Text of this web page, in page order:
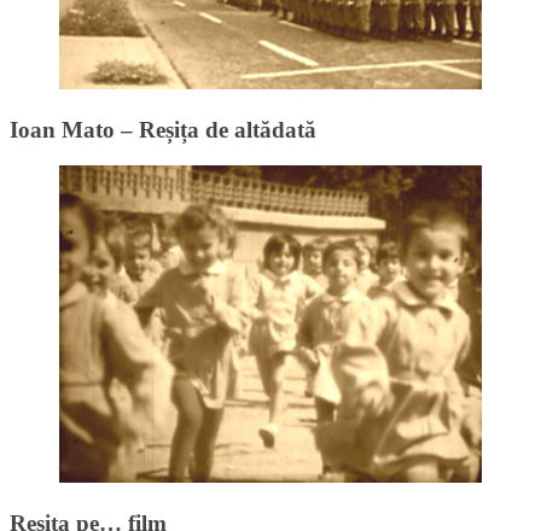
Ioan Mato – Reșița de altădată
Reșița pe… film